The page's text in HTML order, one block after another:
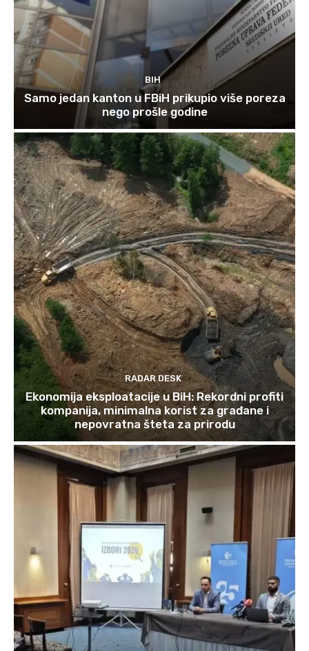
BIH
Samo jedan kanton u FBiH prikupio više poreza
nego prošle godine
RADAR DESK
Ekonomija eksploatacije u BiH: Rekordni profiti
kompanija, minimalna korist za građane i
nepovratna šteta za prirodu